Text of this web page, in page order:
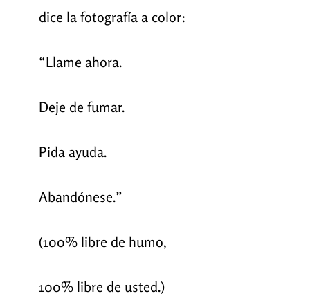
dice la fotografía a color:
“Llame ahora.
Deje de fumar.
Pida ayuda.
Abandónese.”
(100% libre de humo,
100% libre de usted.)